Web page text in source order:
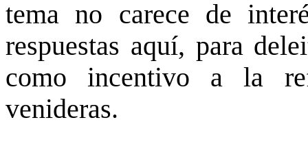
tema no carece de
respuestas aquí, para
como incentivo a la
venideras.